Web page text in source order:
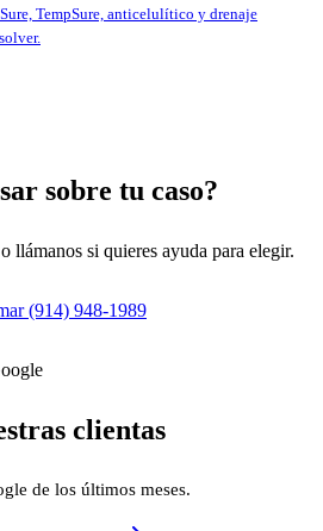
TempSure, anticelulítico y drenaje
sobre tu caso?
llámanos si quieres ayuda para elegir.
(914) 948-1989
clientas
de los últimos meses.